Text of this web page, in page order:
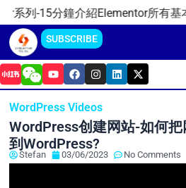
Skip
content
-15分鐘介紹Elementor所有基本功能
SUBSCRIBE
Y
o
u
u
e
F
a
c
b
o
k
I
n
s
a
g
r
a
m
L
i
n
d
i
X
-
t
t
t
r
WordPress Videos
WordPress创建网站-如何
到WordPress?
Stefan 03/06/2023 No Comments